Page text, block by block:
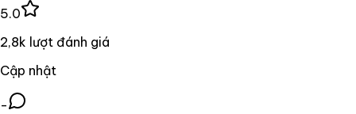
5.0
2,8k lượt đánh giá
Cập nhật
-